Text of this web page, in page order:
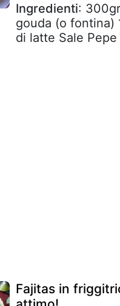
Ingredienti:
gouda (o fontina)
di latte Sale
Fajitas in